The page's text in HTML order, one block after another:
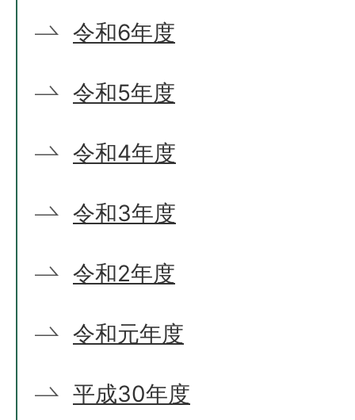
令和6年度
令和5年度
令和4年度
令和3年度
令和2年度
令和元年度
平成30年度